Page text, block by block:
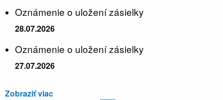
Oznámenie o uložení zásielky
28.07.2026
Oznámenie o uložení zásielky
27.07.2026
Zobraziť viac